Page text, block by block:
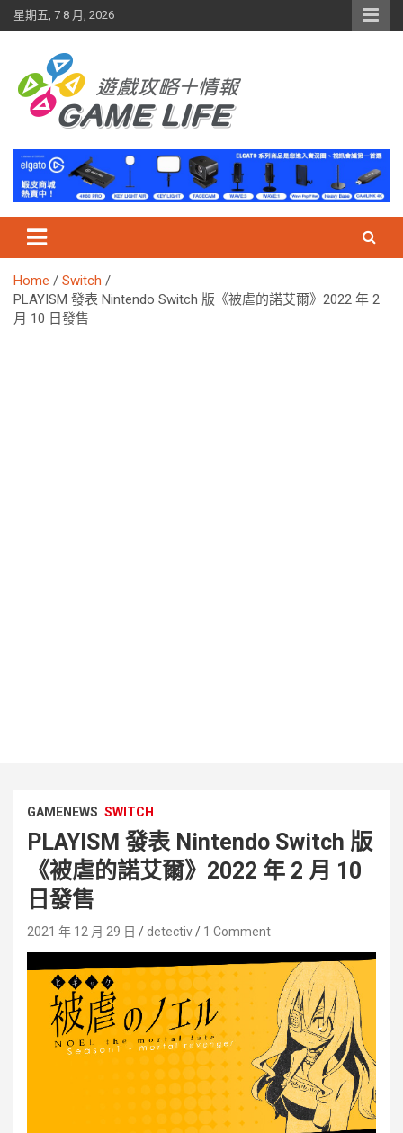
Skip
to
星期五, 7 8 月, 2026
Home
Switch
PLAYISM 發表 Nintendo Switch 版《被虐的諾艾爾》2022 年 2
月 10 日發售
GAMENEWS SWITCH
PLAYISM 發表 Nintendo Switch 版
《被虐的諾艾爾》2022 年 2 月 10
日發售
2021 年 12 月 29 日 detectiv 1 Comment